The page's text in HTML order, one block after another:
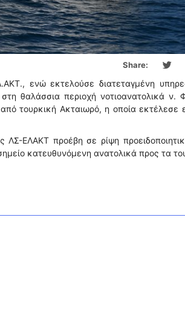
Share:
ενώ εκτελούσε διατεταγμένη
θαλάσσια περιοχή νοτιοανατολικά ν.
τουρκική Ακταιωρό, η οποία εκτέλεσε
ΛΣ-ΕΛΑΚΤ προέβη σε ρίψη
κατευθυνόμενη ανατολικά προς τα